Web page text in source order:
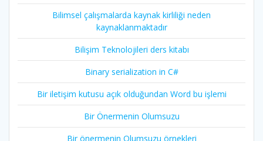
Bilimsel çalışmalarda kaynak kirliliği neden
kaynaklanmaktadır
Bilişim Teknolojileri ders kitabı
Binary serialization in C#
Bir iletişim kutusu açık olduğundan Word bu işlemi
Bir Önermenin Olumsuzu
Bir önermenin Olumsuzu örnekleri